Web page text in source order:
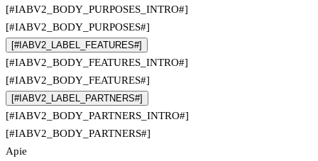
[#IABV2_BODY_PURPOSES_INTRO#]
[#IABV2_BODY_PURPOSES#]
[#IABV2_LABEL_FEATURES#]
[#IABV2_BODY_FEATURES_INTRO#]
[#IABV2_BODY_FEATURES#]
[#IABV2_LABEL_PARTNERS#]
[#IABV2_BODY_PARTNERS_INTRO#]
[#IABV2_BODY_PARTNERS#]
Apie